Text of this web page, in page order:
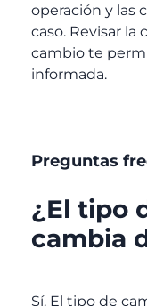
operación y las
caso. Revisar
cambio te
informada.
Preguntas
¿El tipo
cambia
Sí. El tipo de